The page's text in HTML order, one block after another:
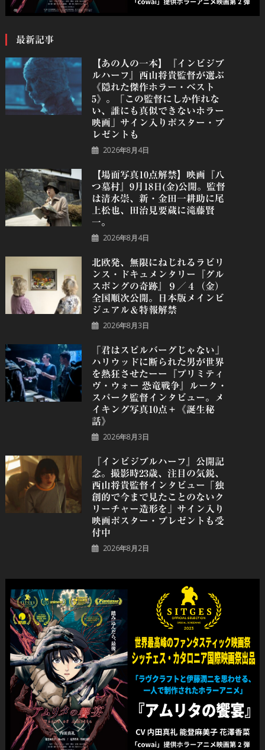
最新記事
【あの人の一本】『インビジブ
ルハーフ』⻄⼭将貴監督が選ぶ
《隠れた傑作ホラー・ベスト
5》。「この監督にしか作れな
い、誰にも真似できないホラー
映画」サイン入りポスター・プ
レゼントも
2026年8月4日
【場面写真10点解禁】映画『八
つ墓村』9月18日(金)公開。監督
は清水崇、新・金田一耕助に尾
上松也、田治見要蔵に滝藤賢
一。
2026年8月4日
北欧発、無限にねじれるラビリ
ンス・ドキュメンタリー『グル
スポングの奇跡』９／４（金）
全国順次公開。日本版メインビ
ジュアル＆特報解禁
2026年8月3日
「君はスピルバーグじゃない」
ハリウッドに断られた男が世界
を熱狂させたーー『プリミティ
ヴ・ウォー 恐⻯戦争』ルーク・
スパーク監督インタビュー。メ
イキング写真10点＋《誕⽣秘
話》
2026年8月3日
『インビジブルハーフ』公開記
念。撮影時23歳、注目の気鋭、
⻄⼭将貴監督インタビュー「独
創的で今まで見たことのないク
リーチャー造形を」サイン入り
映画ポスター・プレゼントも受
付中
2026年8月2日